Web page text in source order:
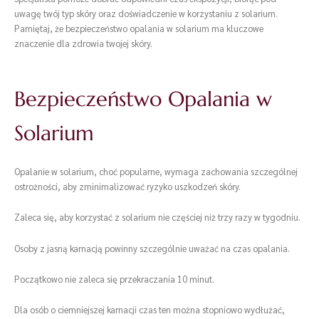
uwagę twój typ skóry oraz doświadczenie w korzystaniu z solarium.
Pamiętaj, że bezpieczeństwo opalania w solarium ma kluczowe
znaczenie dla zdrowia twojej skóry.
Bezpieczeństwo Opalania w
Solarium
Opalanie w solarium, choć popularne, wymaga zachowania szczególnej
ostrożności, aby zminimalizować ryzyko uszkodzeń skóry.
Zaleca się, aby korzystać z solarium nie częściej niż trzy razy w tygodniu.
Osoby z jasną karnacją powinny szczególnie uważać na czas opalania.
Początkowo nie zaleca się przekraczania 10 minut.
Dla osób o ciemniejszej karnacji czas ten można stopniowo wydłużać,